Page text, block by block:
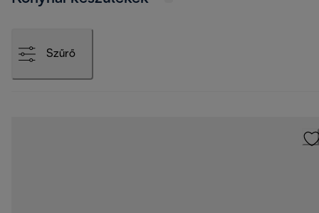
Szűrő